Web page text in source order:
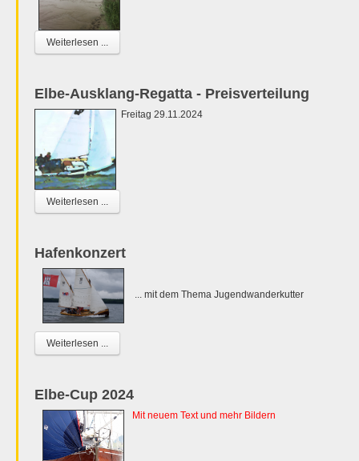
Weiterlesen ...
Elbe-Ausklang-Regatta - Preisverteilung
Freitag 29.11.2024
Weiterlesen ...
Hafenkonzert
... mit dem Thema Jugendwanderkutter
Weiterlesen ...
Elbe-Cup 2024
Mit neuem Text und mehr Bildern